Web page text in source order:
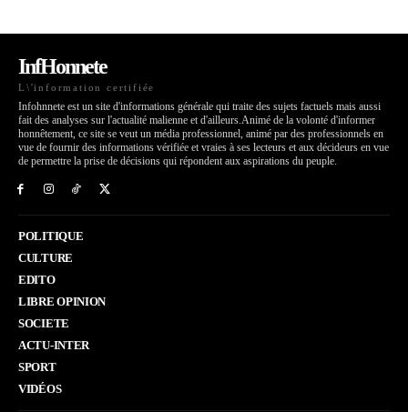
InfHonnete
L\'information certifiée
Infohnnete est un site d'informations générale qui traite des sujets factuels mais aussi
fait des analyses sur l'actualité malienne et d'ailleurs.Animé de la volonté d'informer
honnêtement, ce site se veut un média professionnel, animé par des professionnels en
vue de fournir des informations vérifiée et vraies à ses lecteurs et aux décideurs en vue
de permettre la prise de décisions qui répondent aux aspirations du peuple.
POLITIQUE
CULTURE
EDITO
LIBRE OPINION
SOCIETE
ACTU-INTER
SPORT
VIDÉOS